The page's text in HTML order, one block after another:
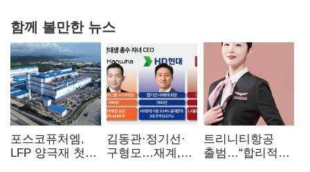
함께 볼만한 뉴스
포스코퓨처엠,
LFP 양극재 첫
김동관·정기선·
구형모…재계,
트리니티항공
출범…“합리적